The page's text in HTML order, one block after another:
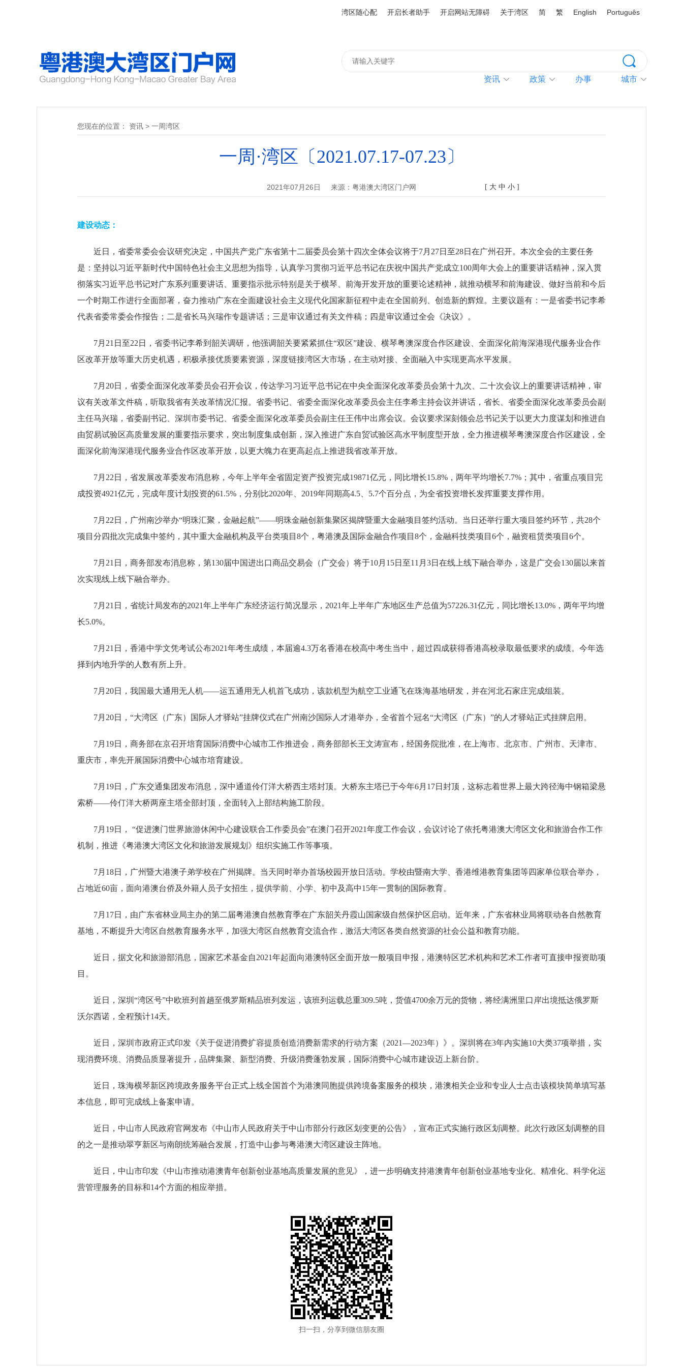
湾区随心配 开启长者助手 开启网站无障碍 关于湾区 简 繁 English Português
资讯 政策 办事 城市
您现在的位置： 资讯 > 一周湾区
一周·湾区〔2021.07.17-07.23〕
2021年07月26日 来源：粤港澳大湾区门户网 [ 大 中 小 ]
建设动态：
近日，省委常委会会议研究决定，中国共产党广东省第十二届委员会第十四次全体会议将于7月27日至28日在广州召开。本次全会的主要任务
是：坚持以习近平新时代中国特色社会主义思想为指导，认真学习贯彻习近平总书记在庆祝中国共产党成立100周年大会上的重要讲话精神，深入贯
彻落实习近平总书记对广东系列重要讲话、重要指示批示特别是关于横琴、前海开发开放的重要论述精神，就推动横琴和前海建设、做好当前和今后
一个时期工作进行全面部署，奋力推动广东在全面建设社会主义现代化国家新征程中走在全国前列、创造新的辉煌。主要议题有：一是省委书记李希
代表省委常委会作报告；二是省长马兴瑞作专题讲话；三是审议通过有关文件稿；四是审议通过全会《决议》。
7月21日至22日，省委书记李希到韶关调研，他强调韶关要紧紧抓住“双区”建设、横琴粤澳深度合作区建设、全面深化前海深港现代服务业合作
区改革开放等重大历史机遇，积极承接优质要素资源，深度链接湾区大市场，在主动对接、全面融入中实现更高水平发展。
7月20日，省委全面深化改革委员会召开会议，传达学习习近平总书记在中央全面深化改革委员会第十九次、二十次会议上的重要讲话精神，审
议有关改革文件稿，听取我省有关改革情况汇报。省委书记、省委全面深化改革委员会主任李希主持会议并讲话，省长、省委全面深化改革委员会副
主任马兴瑞，省委副书记、深圳市委书记、省委全面深化改革委员会副主任王伟中出席会议。会议要求深刻领会总书记关于以更大力度谋划和推进自
由贸易试验区高质量发展的重要指示要求，突出制度集成创新，深入推进广东自贸试验区高水平制度型开放，全力推进横琴粤澳深度合作区建设，全
面深化前海深港现代服务业合作区改革开放，以更大魄力在更高起点上推进我省改革开放。
7月22日，省发展改革委发布消息称，今年上半年全省固定资产投资完成19871亿元，同比增长15.8%，两年平均增长7.7%；其中，省重点项目完
成投资4921亿元，完成年度计划投资的61.5%，分别比2020年、2019年同期高4.5、5.7个百分点，为全省投资增长发挥重要支撑作用。
7月22日，广州南沙举办“明珠汇聚，金融起航”——明珠金融创新集聚区揭牌暨重大金融项目签约活动。当日还举行重大项目签约环节，共28个
项目分四批次完成集中签约，其中重大金融机构及平台类项目8个，粤港澳及国际金融合作项目8个，金融科技类项目6个，融资租赁类项目6个。
7月21日，商务部发布消息称，第130届中国进出口商品交易会（广交会）将于10月15日至11月3日在线上线下融合举办，这是广交会130届以来首
次实现线上线下融合举办。
7月21日，省统计局发布的2021年上半年广东经济运行简况显示，2021年上半年广东地区生产总值为57226.31亿元，同比增长13.0%，两年平均增
长5.0%。
7月21日，香港中学文凭考试公布2021年考生成绩，本届逾4.3万名香港在校高中考生当中，超过四成获得香港高校录取最低要求的成绩。今年选
择到内地升学的人数有所上升。
7月20日，我国最大通用无人机——运五通用无人机首飞成功，该款机型为航空工业通飞在珠海基地研发，并在河北石家庄完成组装。
7月20日，“大湾区（广东）国际人才驿站”挂牌仪式在广州南沙国际人才港举办，全省首个冠名“大湾区（广东）”的人才驿站正式挂牌启用。
7月19日，商务部在京召开培育国际消费中心城市工作推进会，商务部部长王文涛宣布，经国务院批准，在上海市、北京市、广州市、天津市、
重庆市，率先开展国际消费中心城市培育建设。
7月19日，广东交通集团发布消息，深中通道伶仃洋大桥西主塔封顶。大桥东主塔已于今年6月17日封顶，这标志着世界上最大跨径海中钢箱梁悬
索桥——伶仃洋大桥两座主塔全部封顶，全面转入上部结构施工阶段。
7月19日， “促进澳门世界旅游休闲中心建设联合工作委员会”在澳门召开2021年度工作会议，会议讨论了依托粤港澳大湾区文化和旅游合作工作
机制，推进《粤港澳大湾区文化和旅游发展规划》组织实施工作等事项。
7月18日，广州暨大港澳子弟学校在广州揭牌。当天同时举办首场校园开放日活动。学校由暨南大学、香港维港教育集团等四家单位联合举办，
占地近60亩，面向港澳台侨及外籍人员子女招生，提供学前、小学、初中及高中15年一贯制的国际教育。
7月17日，由广东省林业局主办的第二届粤港澳自然教育季在广东韶关丹霞山国家级自然保护区启动。近年来，广东省林业局将联动各自然教育
基地，不断提升大湾区自然教育服务水平，加强大湾区自然教育交流合作，激活大湾区各类自然资源的社会公益和教育功能。
近日，据文化和旅游部消息，国家艺术基金自2021年起面向港澳特区全面开放一般项目申报，港澳特区艺术机构和艺术工作者可直接申报资助项
目。
近日，深圳“湾区号”中欧班列首趟至俄罗斯精品班列发运，该班列运载总重309.5吨，货值4700余万元的货物，将经满洲里口岸出境抵达俄罗斯
沃尔西诺，全程预计14天。
近日，深圳市政府正式印发《关于促进消费扩容提质创造消费新需求的行动方案（2021—2023年）》。深圳将在3年内实施10大类37项举措，实
现消费环境、消费品质显著提升，品牌集聚、新型消费、升级消费蓬勃发展，国际消费中心城市建设迈上新台阶。
近日，珠海横琴新区跨境政务服务平台正式上线全国首个为港澳同胞提供跨境备案服务的模块，港澳相关企业和专业人士点击该模块简单填写基
本信息，即可完成线上备案申请。
近日，中山市人民政府官网发布《中山市人民政府关于中山市部分行政区划变更的公告》，宣布正式实施行政区划调整。此次行政区划调整的目
的之一是推动翠亨新区与南朗统筹融合发展，打造中山参与粤港澳大湾区建设主阵地。
近日，中山市印发《中山市推动港澳青年创新创业基地高质量发展的意见》，进一步明确支持港澳青年创新创业基地专业化、精准化、科学化运
营管理服务的目标和14个方面的相应举措。
扫一扫，分享到微信朋友圈